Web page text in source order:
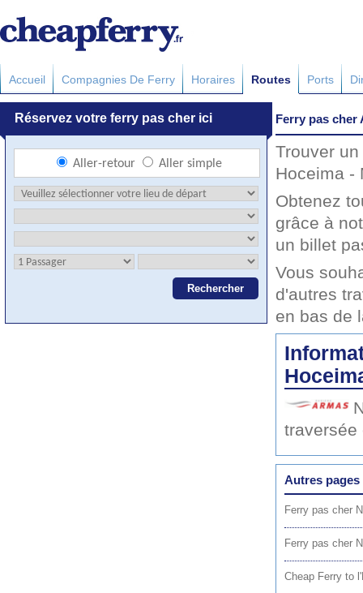
Accueil Compagnies De Ferry Horaires Routes Ports
Ferry pas cher
Trouver
Hoceima -
Obtenez
grâce à
un billet
Vous
d'autres
en bas de
traversée
Autres pages
Ferry pas cher
Ferry pas cher
Cheap Ferry to